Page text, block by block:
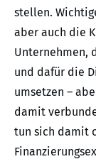
stellen.
aber auch die
Unternehmen,
und dafür die
umsetzen –
damit
tun sich damit